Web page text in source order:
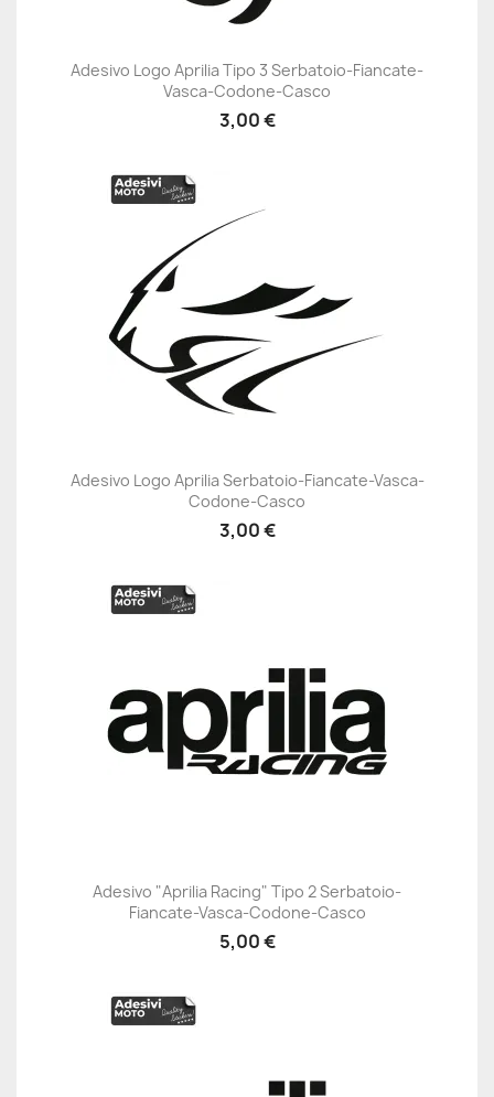
Adesivo Logo Aprilia Tipo 3 Serbatoio-Fiancate-
Vasca-Codone-Casco
3,00 €
Adesivo Logo Aprilia Serbatoio-Fiancate-Vasca-
Codone-Casco
3,00 €
Adesivo "Aprilia Racing" Tipo 2 Serbatoio-
Fiancate-Vasca-Codone-Casco
5,00 €